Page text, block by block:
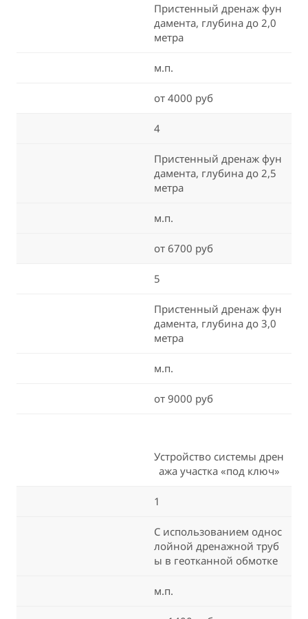
Пристенный дренаж фун
дамента, глубина до 2,0
метра
м.п.
от 4000 руб
4
Пристенный дренаж фун
дамента, глубина до 2,5
метра
м.п.
от 6700 руб
5
Пристенный дренаж фун
дамента, глубина до 3,0
метра
м.п.
от 9000 руб
Устройство системы дрен
ажа участка «под ключ»
1
С использованием однос
лойной дренажной труб
ы в геотканной обмотке
м.п.